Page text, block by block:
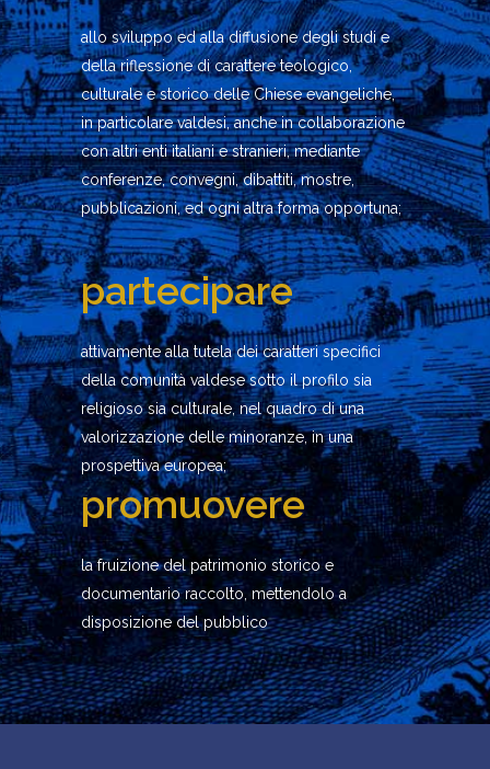
allo sviluppo ed alla diffusione degli studi e
della riflessione di carattere teologico,
culturale e storico delle Chiese evangeliche,
in particolare valdesi, anche in collaborazione
con altri enti italiani e stranieri, mediante
conferenze, convegni, dibattiti, mostre,
pubblicazioni, ed ogni altra forma opportuna;
partecipare
attivamente alla tutela dei caratteri specifici
della comunità valdese sotto il profilo sia
religioso sia culturale, nel quadro di una
valorizzazione delle minoranze, in una
prospettiva europea;
promuovere
la fruizione del patrimonio storico e
documentario raccolto, mettendolo a
disposizione del pubblico